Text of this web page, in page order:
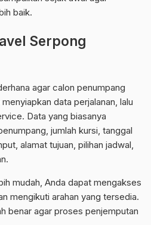
baik.
Serpong
agar calon penumpang
data perjalanan, lalu
Data yang biasanya
jumlah kursi, tanggal
alamat tujuan, pilihan jadwal,
mudah, Anda dapat mengakses
mengikuti arahan yang tersedia.
benar agar proses penjemputan